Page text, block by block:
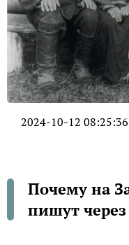
2024-10-12 08:25:36
Почему на
пишут через